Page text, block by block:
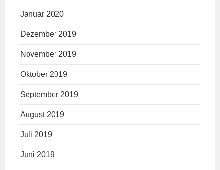
Januar 2020
Dezember 2019
November 2019
Oktober 2019
September 2019
August 2019
Juli 2019
Juni 2019